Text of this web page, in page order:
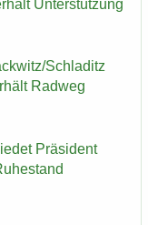
Un­ter­stüt­zung
Schla­ditz
Rad­weg
Prä­si­dent